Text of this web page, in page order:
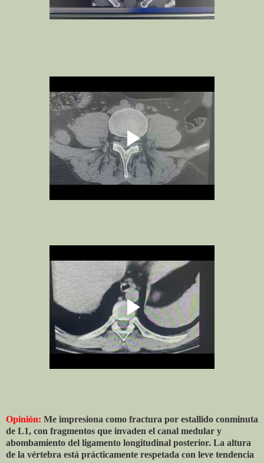
Opinión: Me impresiona como fractura por estallido conminuta
de L1, con fragmentos que invaden el canal medular y
abombamiento del ligamento longitudinal posterior. La altura
de la vértebra está prácticamente respetada con leve tendencia